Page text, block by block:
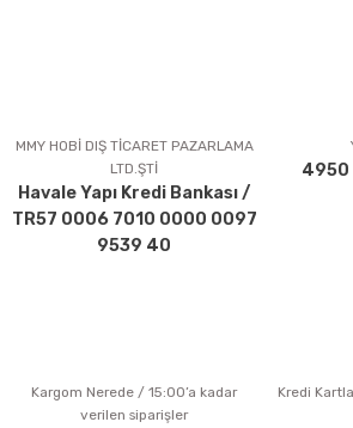
Ürün açıklamasında eksik bilgiler bulunuyor.
Ürün bilgilerinde hatalar bulunuyor.
Ürün fiyatı diğer sitelerden daha pahalı.
Bu ürüne benzer farklı alternatifler olmalı.
Gönder
MMY HOBİ DIŞ TİCARET PAZARLAMA
LTD.ŞTİ
Havale Yapı Kredi Bankası /
TR57 0006 7010 0000 0097
9539 40
4950
Kargom Nerede / 15:00’a kadar
verilen siparişler
Kredi